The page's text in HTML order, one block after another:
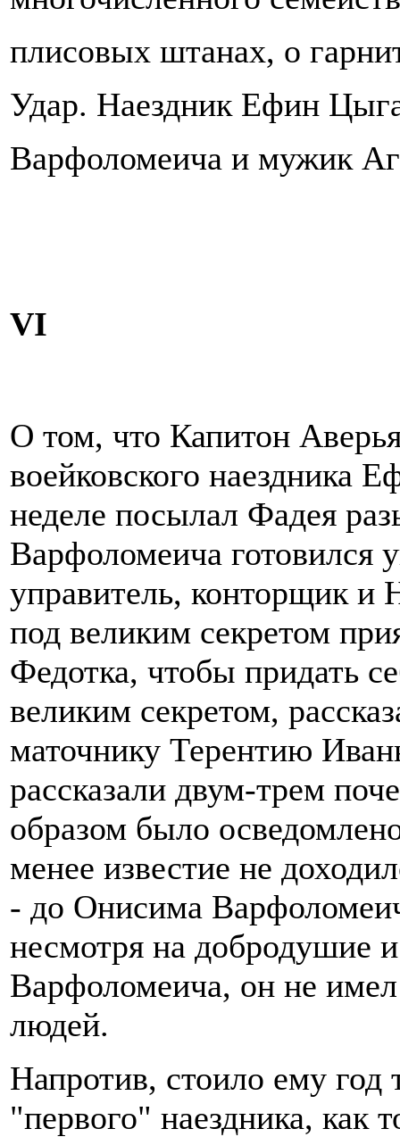
плисовых штанах, о
Удар. Наездник Ефин
Варфоломеича и мужик
VI
О том, что Капитон
воейковского наездника
неделе посылал Фадея
Варфоломеича готовился
управитель, конторщик и
под великим секретом
Федотка, чтобы придать
великим секретом,
маточнику Терентию
рассказали двум-трем
образом было
менее известие не
- до Онисима
несмотря на добродушие
Варфоломеича, он не
людей.
Напротив, стоило ему год
"первого" наездника, как